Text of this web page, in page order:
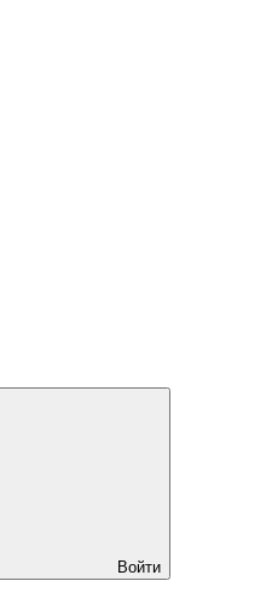
Войти